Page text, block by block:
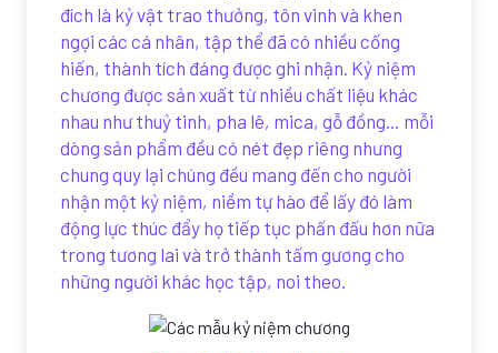
đích là kỷ vật trao thưởng, tôn vinh và khen
ngợi các cá nhân, tập thể đã có nhiều cống
hiến, thành tích đáng được ghi nhận. Kỷ niệm
chương được sản xuất từ nhiều chất liệu khác
nhau như thuỷ tinh, pha lê, mica, gỗ đồng… mỗi
dòng sản phẩm đều có nét đẹp riêng nhưng
chung quy lại chúng đều mang đến cho người
nhận một kỷ niệm, niềm tự hào để lấy đó làm
động lực thúc đẩy họ tiếp tục phấn đấu hơn nữa
trong tương lai và trở thành tấm gương cho
những người khác học tập, noi theo.